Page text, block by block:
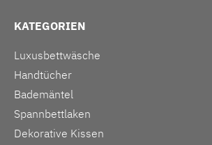
KATEGORIEN
Luxusbettwäsche
Handtücher
Bademäntel
Spannbettlaken
Dekorative Kissen